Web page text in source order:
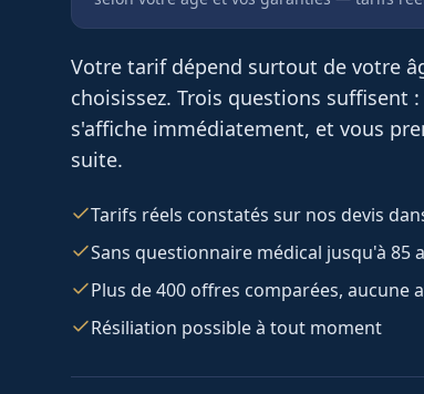
Votre tarif dépend surtout de votre
choisissez. Trois questions suffisent
s'affiche immédiatement, et vous
suite.
Tarifs réels constatés sur nos devis
Sans questionnaire médical jusqu'à 85
Plus de 400 offres comparées, aucune
Résiliation possible à tout moment